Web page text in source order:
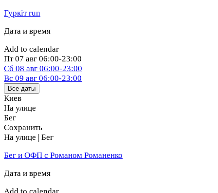
Гуркіт run
Дата и время
Add to calendar
Пт 07 авг 06:00-23:00
Сб 08 авг 06:00-23:00
Вс 09 авг 06:00-23:00
Все даты
Киев
На улице
Бег
Сохранить
На улице | Бег
Бег и ОФП с Романом Романенко
Дата и время
Add to calendar